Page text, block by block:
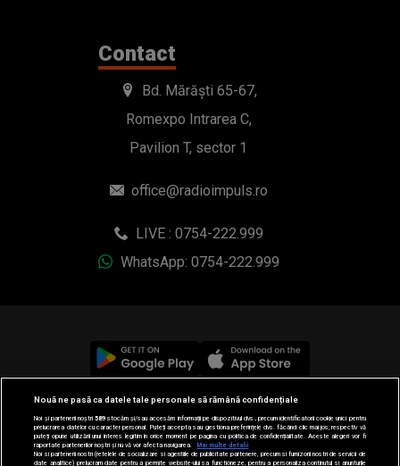
Contact
Bd. Mărăști 65-67,
Romexpo Intrarea C,
Pavilion T, sector 1
office@radioimpuls.ro
LIVE : 0754-222.999
WhatsApp: 0754-222.999
© 2019-2026 DOGAN MEDIA INTERNATIONAL SA, Toate
drepturile rezervate.
Nouă ne pasă ca datele tale personale să rămână confidențiale
Noi și partenerii noștri589stocăm și/sau accesăm informații pe dispozitivul dvs., precum identificatorii cookie unici pentru
prelucrarea datelor cu caracter personal. Puteți accepta sau gestiona preferințele dvs. făcând clic mai jos, respectiv vă
puteți opune utilizării unui interes legitim în orice moment pe pagina cu politica de confidențialitate. Aceste alegeri vor fi
raportate partenerilor noștri și nu vă vor afecta navigarea.
Mai multe detalii
Noi si partenerii nostri (retelele de socializare si agentiile de publicitate partenere, precum si furnizorii nostri de servicii de
date analitice) prelucram date pentru a permite website-ului sa functioneze, pentru a personaliza continutul si anunturile